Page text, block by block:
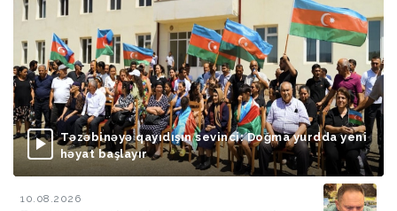
Təzəbinəyə qayıdışın sevinci: Doğma yurdda yeni
həyat başlayır
10.08.2026